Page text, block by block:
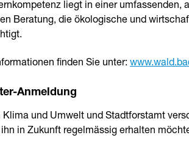
liegt in einer umfassenden,
Beratung, die ökologische und
finden Sie unter:
Anmeldung
Klima und Umwelt und Stadtforstamt
ihn in Zukunft regelmässig erhalten